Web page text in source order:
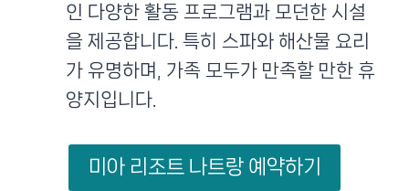
인 다양한 활동 프로그램과 모던한 시설
을 제공합니다. 특히 스파와 해산물 요리
가 유명하며, 가족 모두가 만족할 만한 휴
양지입니다​.
미아 리조트 나트랑 예약하기